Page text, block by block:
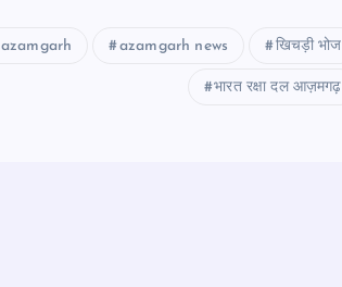
azamgarh azamgarh news खिचड़ी भोज
भारत रक्षा दल आज़मगढ़